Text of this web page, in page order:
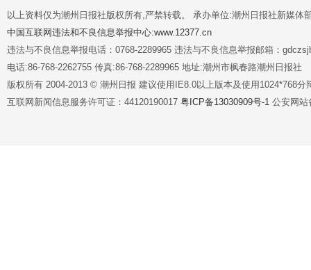
以上资料仅为潮州日报社版权所有,严禁转载。 承办单位:潮州日报社新媒体
中国互联网违法和不良信息举报中心:www.12377.cn
违法与不良信息举报电话：0768-2289965 违法与不良信息举报邮箱：
电话:86-768-2262755 传真:86-768-2289965 地址:潮州市枫春路潮州日报社
版权所有 2004-2013 © 潮州日报 建议使用IE8.0以上版本及使用1024*768分
互联网新闻信息服务许可证：44120190017 粤ICP备13030909号-1 公安网站